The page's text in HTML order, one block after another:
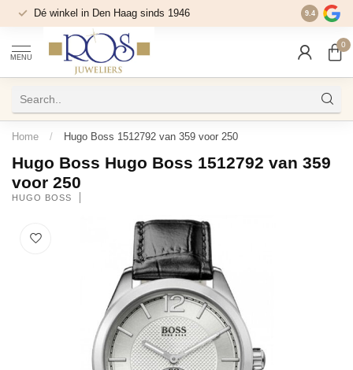
Dé winkel in Den Haag sinds 1946 9.4
MENU
0
Home / Hugo Boss 1512792 van 359 voor 250
Hugo Boss Hugo Boss 1512792 van 359
voor 250
HUGO BOSS